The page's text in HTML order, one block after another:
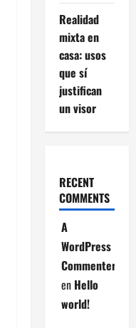
Realidad
mixta en
casa: usos
que sí
justifican
un visor
RECENT
COMMENTS
A
WordPress
Commenter
en Hello
world!